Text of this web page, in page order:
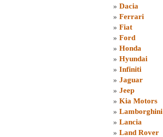
» Dacia
» Ferrari
» Fiat
» Ford
» Honda
» Hyundai
» Infiniti
» Jaguar
» Jeep
» Kia Motors
» Lamborghini
» Lancia
» Land Rover